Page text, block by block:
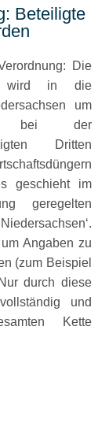
Beteiligte
Die
wird in die
um
bei der
Dritten
geschieht im
geregelten
Angaben zu
(zum Beispiel
durch diese
und
Kette